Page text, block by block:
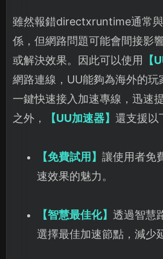
雖然報錯directxruntime通常
係，但網路問題可能會間接影
或解決效果。因此可以使用 【
網路連線，UU能夠為海外的玩
一鍵快速接入加速專線，迅速
之外，
【UU加速器】 還支援以
【免費試用】 讓使用者免
速效果的魅力。
【智慧最佳化】 透過智慧
選擇最佳加速節點，減少